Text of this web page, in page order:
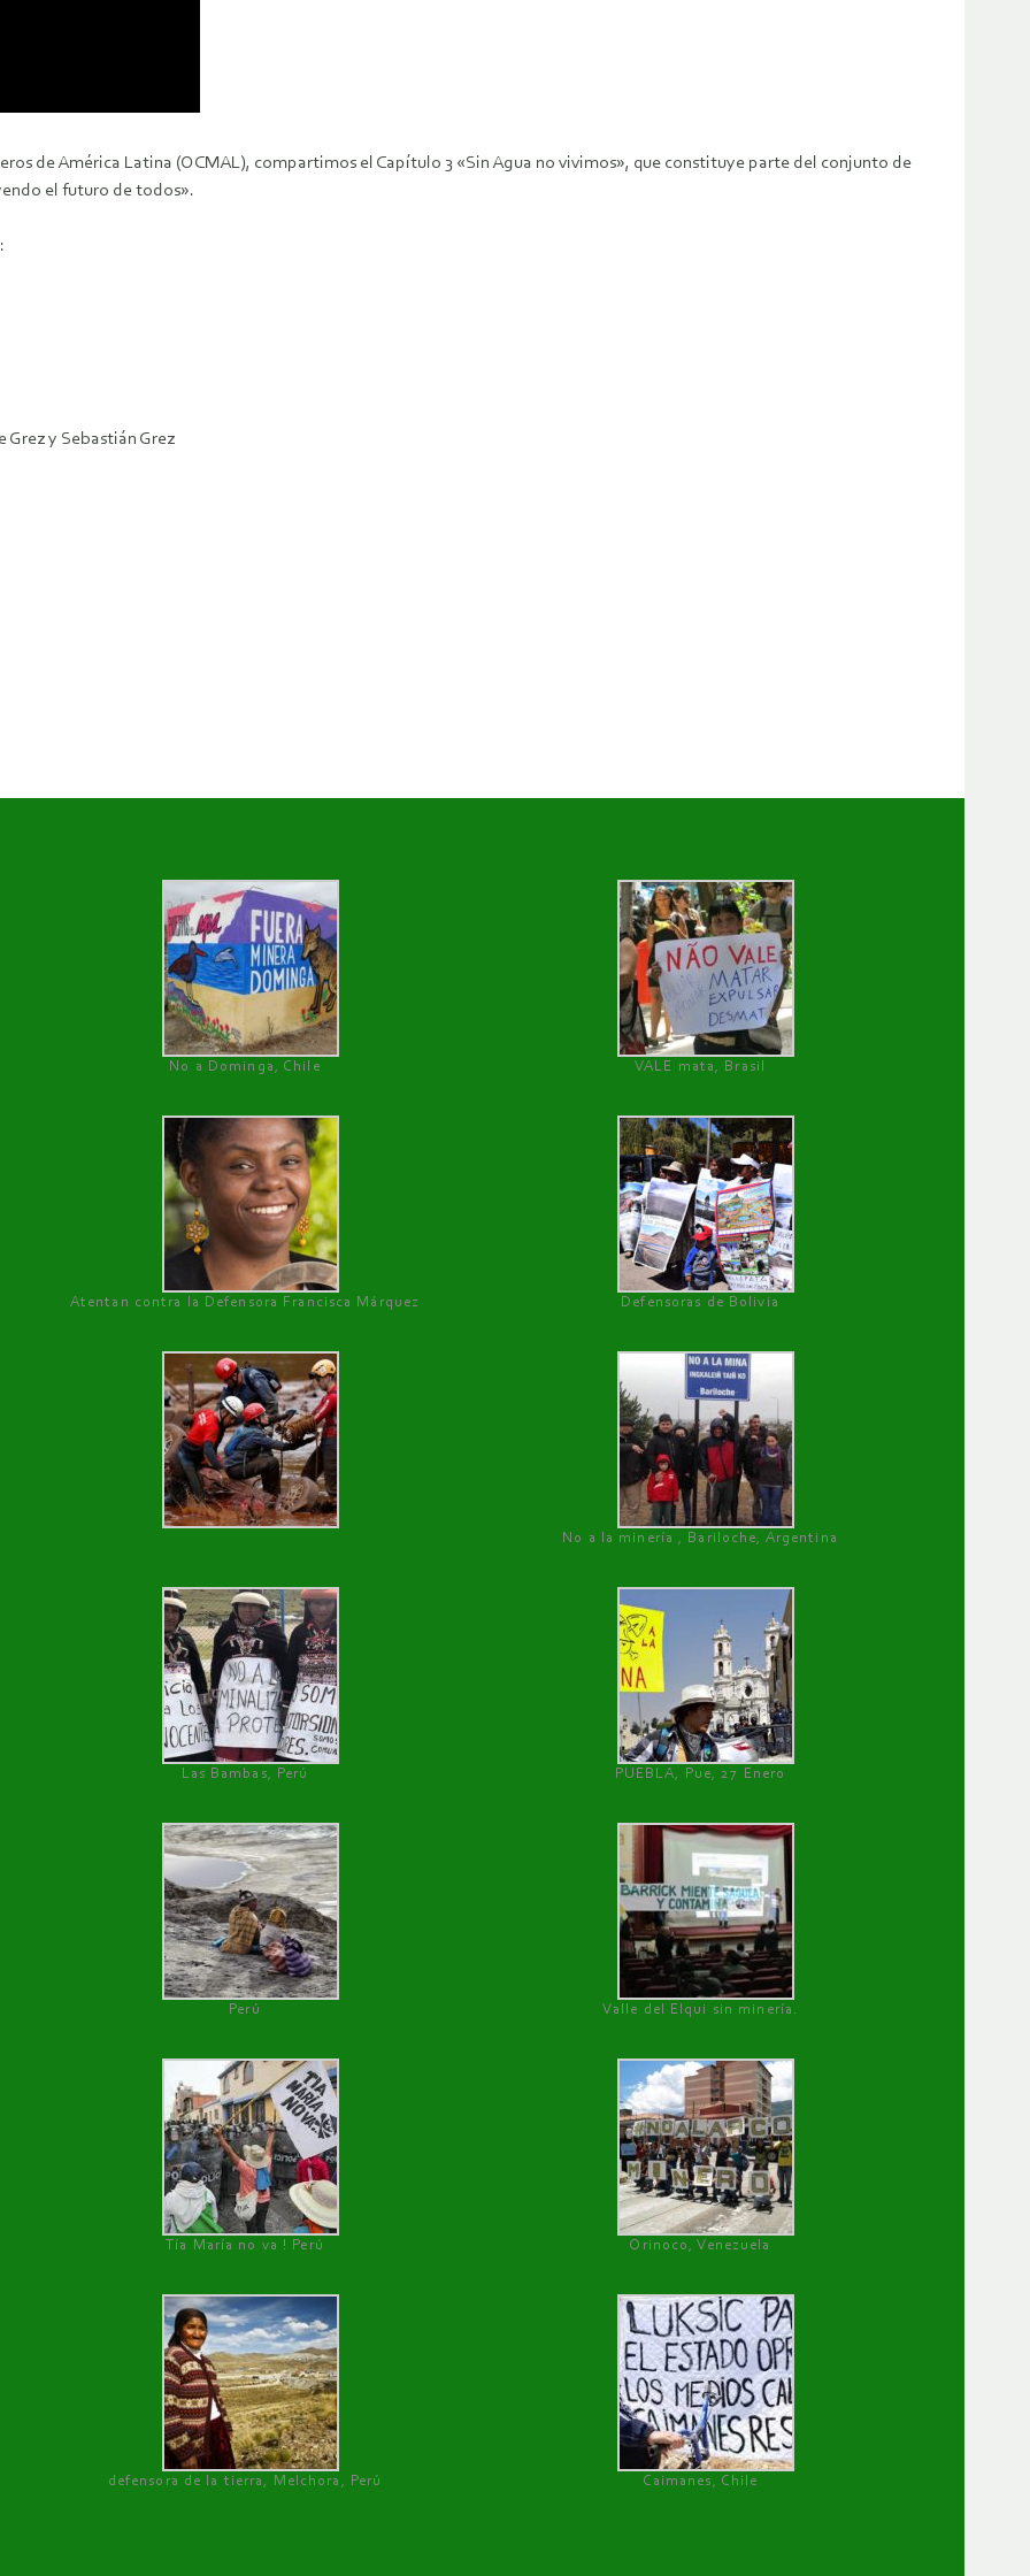
de América Latina (OCMAL), compartimos el Capítulo 3 «Sin Agua no vivimos», que constituye parte del conjunto de
el futuro de todos».
Grez y Sebastián Grez
No a Dominga, Chile
VALE mata, Brasil
Atentan contra la Defensora Francisca Márquez Defensoras de Bolivia
No a la minería , Bariloche, Argentina
Las Bambas, Perú PUEBLA, Pue, 27 Enero
Perú Valle del Elqui sin minería.
Tía María no va ! Perú Orinoco, Venezuela
defensora de la tierra, Melchora, Perú Caimanes, Chile